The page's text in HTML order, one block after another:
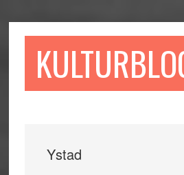
till
till
sidofältet
till
Ystad